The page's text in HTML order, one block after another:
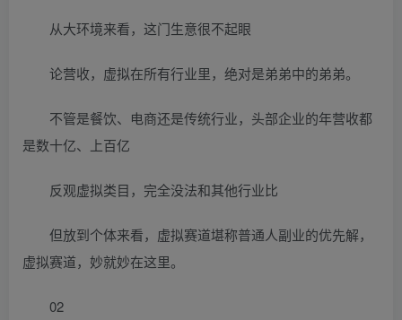
从大环境来看，这门生意很不起眼
论营收，虚拟在所有行业里，绝对是弟弟中的弟弟。
不管是餐饮、电商还是传统行业，头部企业的年营收都
是数十亿、上百亿
反观虚拟类目，完全没法和其他行业比
但放到个体来看，虚拟赛道堪称普通人副业的优先解，
虚拟赛道，妙就妙在这里。
02